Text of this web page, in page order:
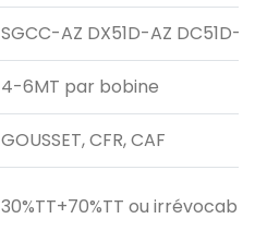
SGCC-AZ DX51D-AZ DC51D-
4-6MT par bobine
GOUSSET, CFR, CAF
30%TT+70%TT ou irrévocable